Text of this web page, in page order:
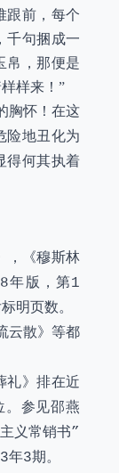
跟前，每个
千句捆成一
帛，那便是
样来！”
胸怀！在这
险地丑化为
得何其执着
，《穆斯林
年版，第1
明页数。
云散》等都
》排在近
参见邵燕
义常销书”
3期。